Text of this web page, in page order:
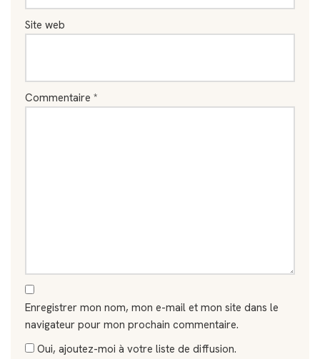
Site web
Commentaire *
Enregistrer mon nom, mon e-mail et mon site dans le
navigateur pour mon prochain commentaire.
Oui, ajoutez-moi à votre liste de diffusion.